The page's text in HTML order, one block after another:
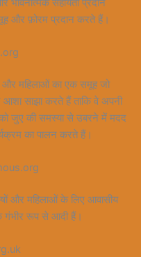
और फ़ोरम प्रदान करते हैं।
और महिलाओं का एक समूह जो
साझा करते हैं ताकि वे अपनी
जुए की समस्या से उबरने में मदद
का पालन करते हैं।
और महिलाओं के लिए आवासीय
गंभीर रूप से आदी हैं।